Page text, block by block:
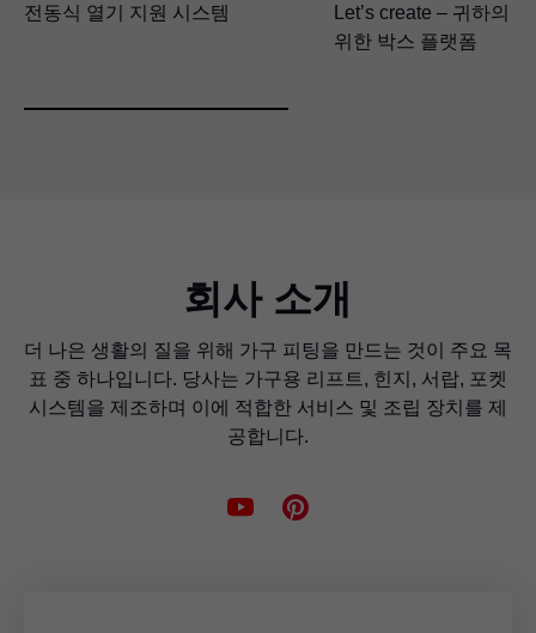
전동식 열기 지원 시스템
Let’s create – 귀하의
위한 박스 플랫폼
회사 소개
더 나은 생활의 질을 위해 가구 피팅을 만드는 것이 주요 목
표 중 하나입니다. 당사는 가구용 리프트, 힌지, 서랍, 포켓
시스템을 제조하며 이에 적합한 서비스 및 조립 장치를 제
공합니다.